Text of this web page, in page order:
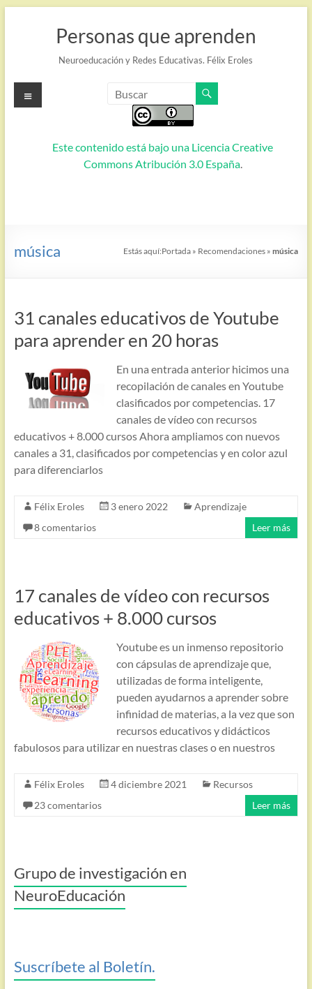
Personas que aprenden
Neuroeducación y Redes Educativas. Félix Eroles
Este contenido está bajo una Licencia Creative
Commons Atribución 3.0 España.
Menú
música Estás aquí:Portada » Recomendaciones »música
31 canales educativos de Youtube
para aprender en 20 horas
En una entrada anterior hicimos una
recopilación de canales en Youtube
clasificados por competencias. 17
canales de vídeo con recursos
educativos + 8.000 cursos Ahora ampliamos con nuevos
canales a 31, clasificados por competencias y en color azul
para diferenciarlos
Félix Eroles 3 enero 2022
Aprendizaje
8 comentarios
Leer más
17 canales de vídeo con recursos
educativos + 8.000 cursos
Youtube es un inmenso repositorio
con cápsulas de aprendizaje que,
utilizadas de forma inteligente,
pueden ayudarnos a aprender sobre
infinidad de materias, a la vez que son
recursos educativos y didácticos
fabulosos para utilizar en nuestras clases o en nuestros
Félix Eroles 4 diciembre 2021
Recursos
23 comentarios
Leer más
Grupo de investigación en
NeuroEducación
Suscríbete al Boletín.